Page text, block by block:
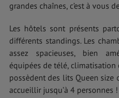
grandes chaînes, c’est à vous
Les hôtels sont présents
différents standings. Les
assez spacieuses, bien
équipées de télé, climatisation
possèdent des lits Queen size
accueillir jusqu’à 4 personnes !